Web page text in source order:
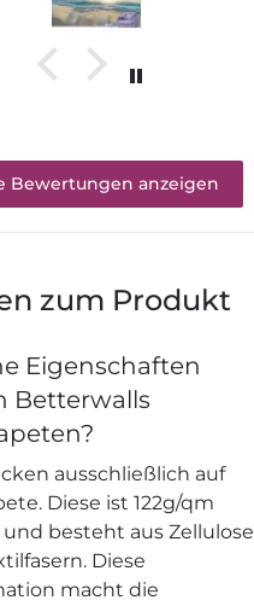
Bewertungen anzeigen
zum Produkt
Eigenschaften
Betterwalls
ausschließlich auf
Diese ist 122g/qm
besteht aus Zellulose
Diese
macht die